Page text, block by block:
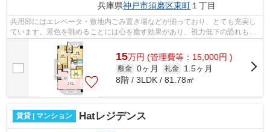
兵庫県神戸市須磨区東町１丁目
共用部にはエレベータ・敷地内ごみ置き場などが揃っており、とても充実し
ています。景色を眺めることには心を癒す効果があり、視力低下の恐れも少
なくしてくれます。駅まで5分と、駅近...
15万円 (管理費等：15,000円 )
敷金 0ヶ月 礼金
1.5ヶ月
8階 / 3LDK / 81.78㎡
賃貸 | マンション Hatレジデンス